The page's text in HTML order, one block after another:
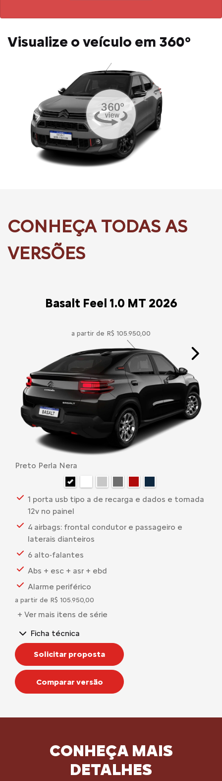
Visualize o veículo em 360°
Basalt Feel 1.0 MT 2026
a partir de R$ 105.950,00
Preto Perla Nera
1 porta usb tipo a de recarga e dados e tomada
12v no painel
4 airbags: frontal condutor e passageiro e
laterais dianteiros
6 alto-falantes
Abs + esc + asr + ebd
Alarme periférico
a partir de R$ 105.950,00
+ Ver mais itens de série
Ficha técnica
Solicitar proposta
Comparar versão
Next
CONHEÇA MAIS
DETALHES